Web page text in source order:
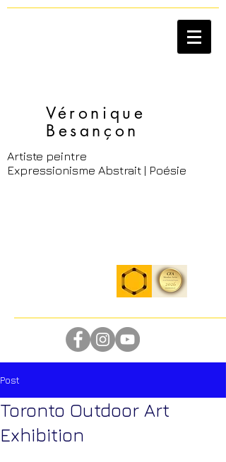
Véronique
Besançon​
Artiste peintre
Expressionisme Abstrait | Poésie
Post
Toronto Outdoor Art
Exhibition